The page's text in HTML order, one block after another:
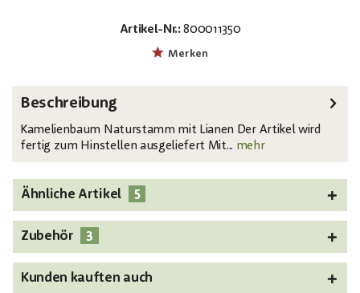
Artikel-Nr.: 800011350
Merken
Beschreibung
Kamelienbaum Naturstamm mit Lianen Der Artikel wird
fertig zum Hinstellen ausgeliefert Mit... mehr
Ähnliche Artikel 5
Zubehör 3
Kunden kauften auch